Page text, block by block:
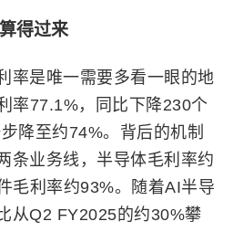
得过来
率是唯一需要多看一眼的地
率77.1%，同比下降230个
降至约74%。背后的机制
条业务线，半导体毛利率约
毛利率约93%。随着AI半导
从Q2 FY2025的约30%攀